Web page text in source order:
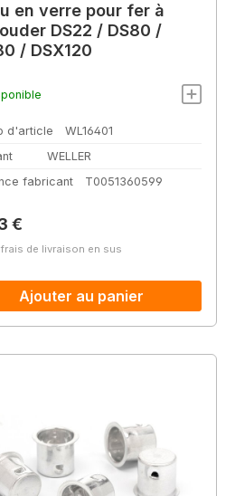
en verre pour fer à
DS22 / DS80 /
/ DSX120
d'article
WL16401
WELLER
fabricant
T0051360599
:
€
frais de livraison en sus
Ajouter au panier